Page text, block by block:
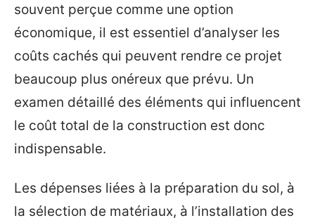
souvent perçue comme une option
économique, il est essentiel d’analyser les
coûts cachés qui peuvent rendre ce projet
beaucoup plus onéreux que prévu. Un
examen détaillé des éléments qui influencent
le coût total de la construction est donc
indispensable.
Les dépenses liées à la préparation du sol, à
la sélection de matériaux, à l’installation des